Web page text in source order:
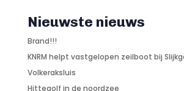
Nieuwste nieuws
Brand!!!
KNRM helpt vastgelopen zeilboot bij
Volkeraksluis
Hittegolf in de noordzee